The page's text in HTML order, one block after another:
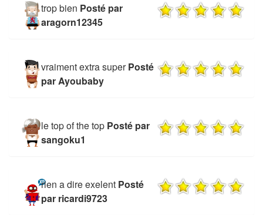
trop bien Posté par
aragorn12345
vraiment extra super Posté
par Ayoubaby
le top of the top Posté par
sangoku1
rien a dire exelent Posté
par ricardi9723